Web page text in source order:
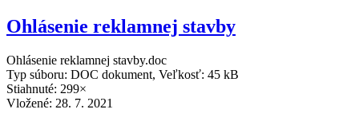
Ohlásenie reklamnej stavby
Ohlásenie reklamnej stavby.doc
Typ súboru: DOC dokument, Veľkosť: 45 kB
Stiahnuté: 299×
Vložené: 28. 7. 2021